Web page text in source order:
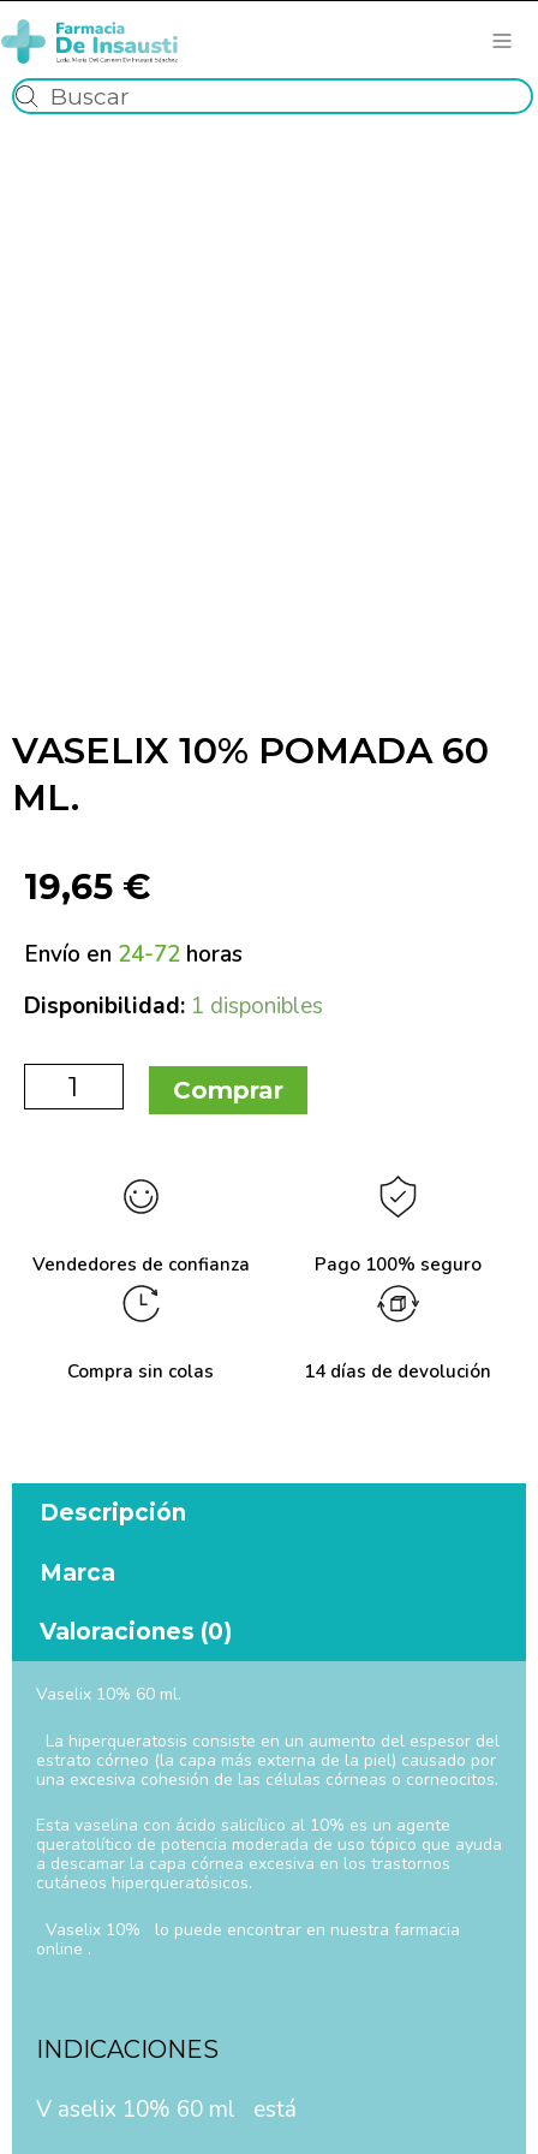
VASELIX 10% POMADA 60
ML.
19,65 €
Envío en 24-72 horas
Disponibilidad: 1 disponibles
Comprar
Vendedores de confianza Pago 100% seguro
Compra sin colas 14 días de devolución
Descripción
Marca
Valoraciones (0)
Vaselix 10% 60 ml.
La hiperqueratosis consiste en un aumento del espesor del
estrato córneo (la capa más externa de la piel) causado por
una excesiva cohesión de las células córneas o corneocitos.
Esta vaselina con ácido salicílico al 10% es un agente
queratolítico de potencia moderada de uso tópico que ayuda
a descamar la capa córnea excesiva en los trastornos
cutáneos hiperqueratósicos.
Vaselix 10% lo puede encontrar en nuestra farmacia
online .
INDICACIONES
V aselix 10% 60 ml está